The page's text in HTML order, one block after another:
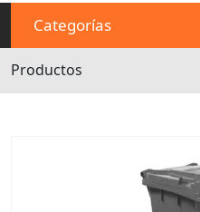
Categorías
Productos